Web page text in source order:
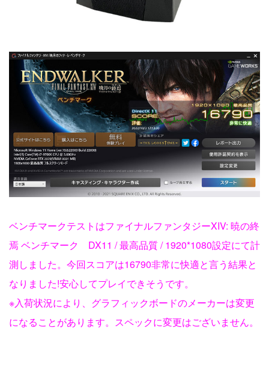
ベンチマークテストはファイナルファンタジーXIV: 暁の終
焉 ベンチマーク DX11 / 最高品質 / 1920*1080設定にて計
測しました。今回スコアは16790非常に快適と言う結果と
なりました!安心してプレイできそうです。
※入荷状況により、グラフィックボードのメーカーは変更
になることがあります。スペックに変更はございません。